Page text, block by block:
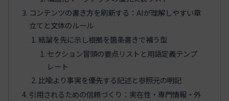
コンテンツの書き方を刷新する：AIが理解しやすい章
立てと文体のルール
結論を先に示し根拠を箇条書きで補う型
セクション冒頭の要点リストと用語定義テンプ
レート
比喩より事実を優先する記述と参照元の明記
引用されるための信頼づくり：実在性・専門情報・外